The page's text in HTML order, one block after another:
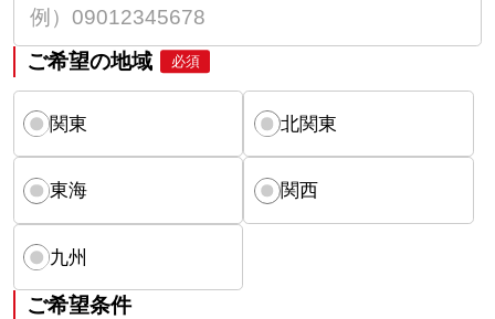
ご希望の地域 必須
関東 北関東
東海 関西
九州
ご希望条件